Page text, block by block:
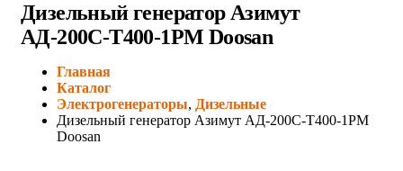
Дизельный генератор Азимут
АД-200С-Т400-1РМ Doosan
Главная
Каталог
Электрогенераторы, Дизельные
Дизельный генератор Азимут АД-200С-Т400-1РМ
Doosan